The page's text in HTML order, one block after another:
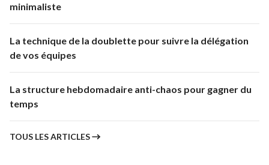
minimaliste
La technique de la doublette pour suivre la délégation
de vos équipes
La structure hebdomadaire anti-chaos pour gagner du
temps
TOUS LES ARTICLES